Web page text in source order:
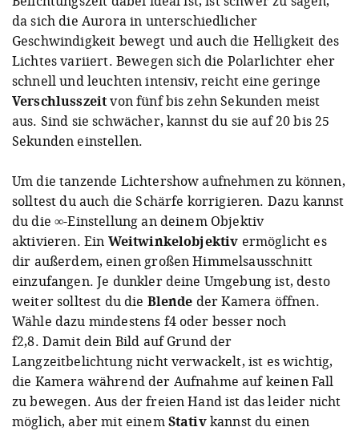
da sich die Aurora in unterschiedlicher
Geschwindigkeit bewegt und auch die Helligkeit des
Lichtes variiert. Bewegen sich die Polarlichter eher
schnell und leuchten intensiv, reicht eine geringe
Verschlusszeitvon fünf bis zehn Sekunden meist
aus. Sind sie schwächer, kannst du sie auf 20 bis 25
Sekunden einstellen.
Um die tanzende Lichtershow aufnehmen zu können,
solltest du auch die Schärfe korrigieren. Dazu kannst
du die ∞-Einstellung an deinem Objektiv
aktivieren. Ein Weitwinkelobjektiv ermöglicht es
dir außerdem, einen großen Himmelsausschnitt
einzufangen. Je dunkler deine Umgebung ist, desto
weiter solltest du die Blende der Kamera öffnen.
Wähle dazu mindestens f4 oder besser noch
f2,8. Damit dein Bild auf Grund der
Langzeitbelichtung nicht verwackelt, ist es wichtig,
die Kamera während der Aufnahme auf keinen Fall
zu bewegen. Aus der freien Hand ist das leider nicht
möglich, aber mit einemStativkannst du einen